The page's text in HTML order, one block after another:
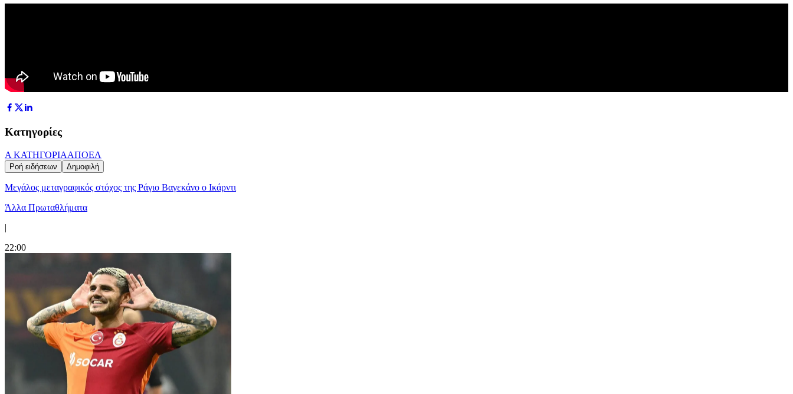
Κατηγορίες
Α ΚΑΤΗΓΟΡΙΑΑΠΟΕΛ
Ροή ειδήσεων Δημοφιλή
Μεγάλος μεταγραφικός στόχος της Ράγιο Βαγεκάνο ο Ικάρντι
Άλλα Πρωταθλήματα
|
22:00